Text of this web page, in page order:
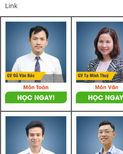
Link